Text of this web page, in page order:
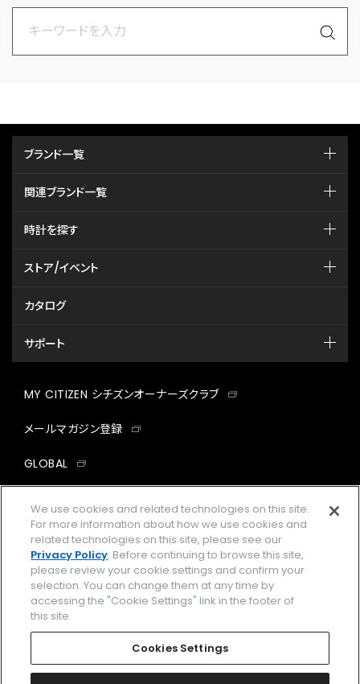
ブランド一覧
関連ブランド一覧
時計を探す
ストア/イベント
カタログ
サポート
MY CITIZEN シチズンオーナーズクラブ
メールマガジン登録
GLOBAL
facebookinstagramtwitter
企業情報 ご利用規約
プライバシーポリシー Cookies Settings
Amazon PayはAmazon.com, Inc.またはその関連会社の商標です。
We use cookies and related technologies on this site.
For more information about how we use cookies and
related technologies on this site, please see our
Privacy Policy. Before continuing to browse this site,
please review your cookie settings and confirm your
selection. You can change them at any time by
accessing the "Cookie Settings" link in the footer of
this site.
Cookies Settings